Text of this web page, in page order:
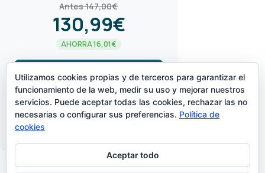
Antes 147,00€
130,99€
AHORRA 16,01€
¡LO QUIERO!arrow_forward
CREADO POR
Utilizamos cookies propias y de terceros para garantizar el
funcionamiento de la web, medir su uso y mejorar nuestros
servicios. Puede aceptar todas las cookies, rechazar las no
necesarias o configurar sus preferencias. Política de
cookies
Aceptar todo